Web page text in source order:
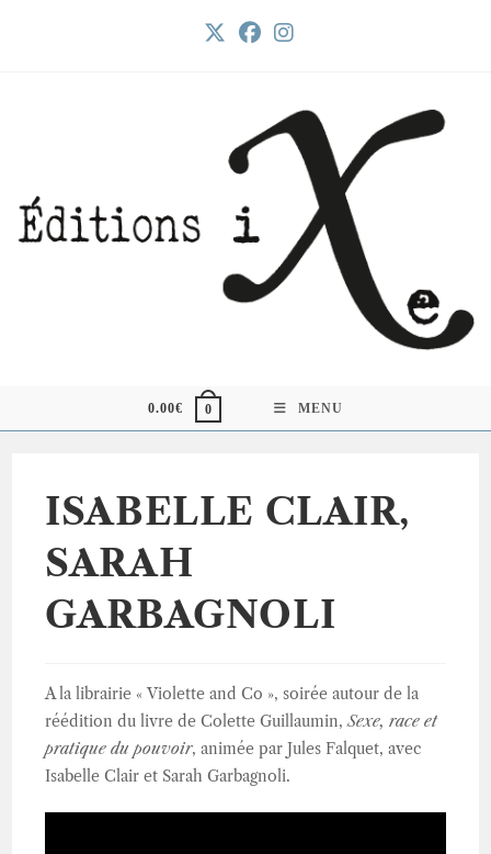
0.00€ 0 MENU
ISABELLE CLAIR,
SARAH
GARBAGNOLI
A la librairie « Violette and Co », soirée autour de la
réédition du livre de Colette Guillaumin,Sexe, race et
pratique du pouvoir, animée par Jules Falquet, avec
Isabelle Clair et Sarah Garbagnoli.